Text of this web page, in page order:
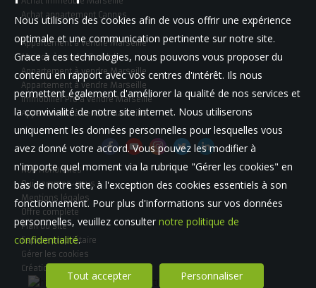
Achat appartement Cannes
Appartement à vendre Marseille
Maison à vendre Bandol
Appartement à vendre Marseille
Appartement à vendre Marseille
Immobilier Pro à vendre Marseille
Appartement à vendre Marseille
Nos Honoraires
Qui sommes-nous
Mentions légales
Offre complète
Plan du site
Espace propriétaire
Gérer les cookies
Création site immobilier
Nous utilisons des cookies afin de vous offrir une expérience
optimale et une communication pertinente sur notre site.
Grace à ces technologies, nous pouvons vous proposer du
contenu en rapport avec vos centres d'intérêt. Ils nous
permettent également d'améliorer la qualité de nos services et
la convivialité de notre site internet. Nous utiliserons
uniquement les données personnelles pour lesquelles vous
avez donné votre accord. Vous pouvez les modifier à
n'importe quel moment via la rubrique "Gérer les cookies" en
bas de notre site, à l'exception des cookies essentiels à son
fonctionnement. Pour plus d'informations sur vos données
personnelles, veuillez consulter notre politique de
confidentialité.
Tout accepter Personnaliser